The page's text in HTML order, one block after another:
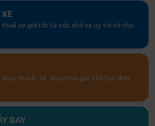
thuê xe giá tốt từ các nhà xe uy tín và chu
Visa nhanh, rẻ. Visa trọn gói, thủ tục đơn
BAY